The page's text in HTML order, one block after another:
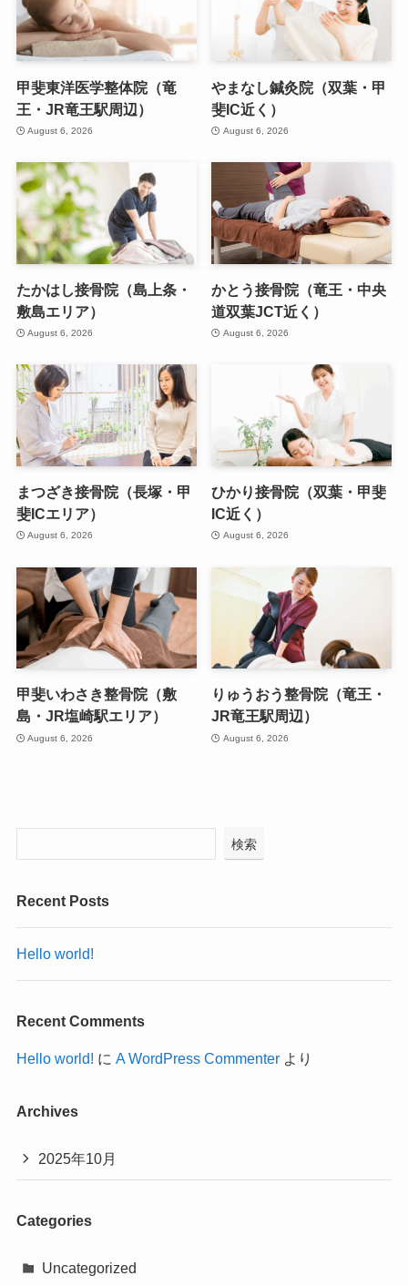
甲斐東洋医学整体院（竜
王・JR竜王駅周辺）
August 6, 2026
やまなし鍼灸院（双葉・甲
斐IC近く）
August 6, 2026
たかはし接骨院（島上条・
敷島エリア）
August 6, 2026
かとう接骨院（竜王・中央
道双葉JCT近く）
August 6, 2026
まつざき接骨院（長塚・甲
斐ICエリア）
August 6, 2026
ひかり接骨院（双葉・甲斐
IC近く）
August 6, 2026
甲斐いわさき整骨院（敷
島・JR塩崎駅エリア）
August 6, 2026
りゅうおう整骨院（竜王・
JR竜王駅周辺）
August 6, 2026
検索
Recent Posts
Hello world!
Recent Comments
Hello world! に A WordPress Commenterより
Archives
2025年10月
Categories
Uncategorized